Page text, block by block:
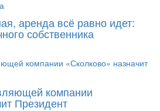
аренда всё равно идет:
собственника
компании
Президент